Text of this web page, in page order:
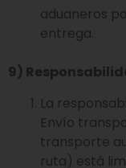
aduaneros
entrega.
9)
La
Envío
transporte
ruta) está